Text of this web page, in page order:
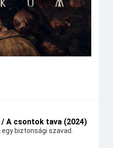
/ A csontok tava (2024)
egy biztonsági szavad.